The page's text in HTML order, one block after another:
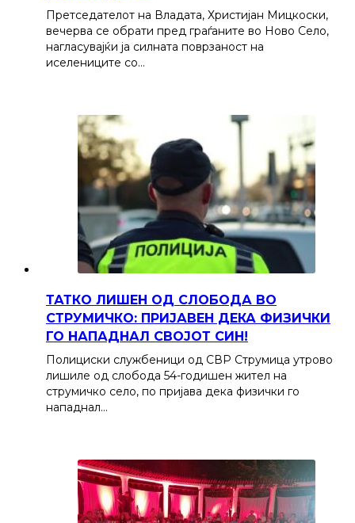
Претседателот на Владата, Христијан Мицкоски,
вечерва се обрати пред граѓаните во Ново Село,
нагласувајќи ја силната поврзаност на
иселениците со…
ТАТКО ЛИШЕН ОД СЛОБОДА ВО
СТРУМИЧКО: ПРИЈАВЕН ДЕКА ФИЗИЧКИ
ГО НАПАДНАЛ СВОЈОТ СИН!
Полициски службеници од СВР Струмица утрово
лишиле од слобода 54-годишен жител на
струмичко село, по пријава дека физички го
нападнал…